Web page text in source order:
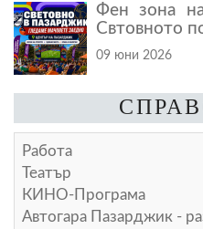
Фен зона
Свтовното
09 юни 2026
Работа
Театър
КИНО-Програма
Автогара Пазарджик -